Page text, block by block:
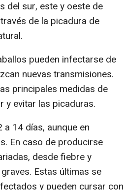
del sur, este y oeste de
de la picadura de
pueden infectarse de
nuevas transmisiones.
principales medidas de
y evitar las picaduras.
14 días, aunque en
En caso de producirse
desde fiebre y
Estas últimas se
y pueden cursar con